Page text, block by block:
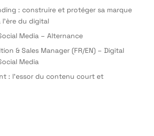
: construire et protéger sa marque
du digital
Media – Alternance
& Sales Manager (FR/EN) – Digital
Media
: l’essor du contenu court et